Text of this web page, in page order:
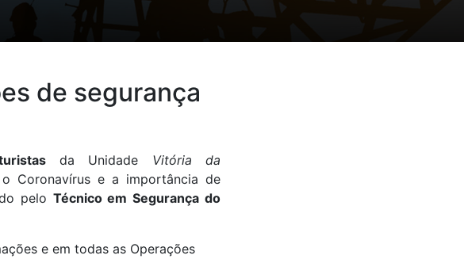
de segurança
da Unidade Vitória da
Coronavírus e a importância de
pelo Técnico em Segurança do
e em todas as Operações